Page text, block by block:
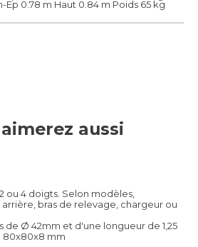
Ep 0.78 m Haut 0.84 m Poids 65 kg
aussi
ou 4 doigts. Selon modèles,
bras de relevage, chargeur ou
de Ø 42mm et d'une longueur de 1,25
80x80x8 mm